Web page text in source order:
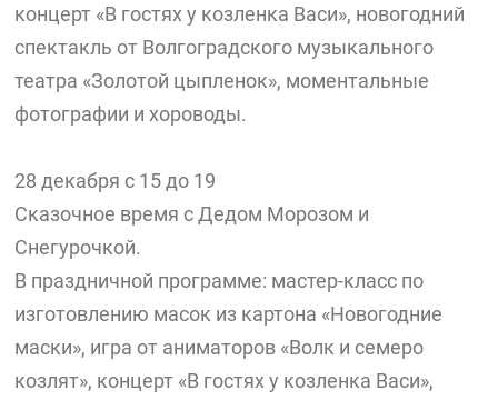
концерт «В гостях у козленка Васи», новогодний
спектакль от Волгоградского музыкального
театра «Золотой цыпленок», моментальные
фотографии и хороводы.
28 декабря с 15 до 19
Сказочное время с Дедом Морозом и
Снегурочкой.
В праздничной программе: мастер-класс по
изготовлению масок из картона «Новогодние
маски», игра от аниматоров «Волк и семеро
козлят», концерт «В гостях у козленка Васи»,